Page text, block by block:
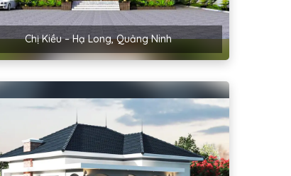
Chị Kiều – Hạ Long, Quảng Ninh